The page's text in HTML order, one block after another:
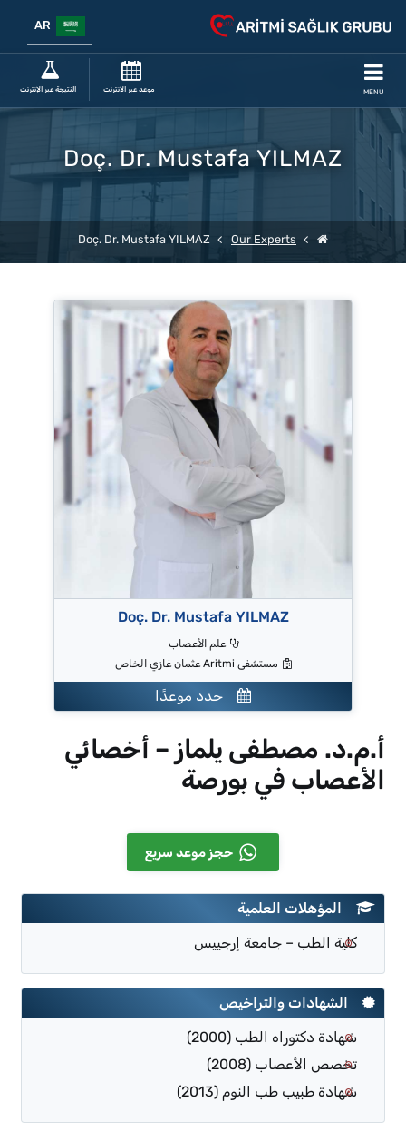
MENU موعد عبر الإنترنت النتيجة عبر الإنترنت
Doç. Dr. Mustafa YILMAZ
Our Experts
Doç. Dr. Mustafa YILMAZ
Doç. Dr. Mustafa YILMAZ
علم الأعصاب
مستشفى Aritmi عثمان غازي الخاص
حدد موعدًا
أ.م.د. مصطفى يلماز – أخصائي
الأعصاب في بورصة
حجز موعد سريع
المؤهلات العلمية
كلية الطب – جامعة إرجييس
الشهادات والتراخيص
شهادة دكتوراه الطب (2000)
تخصص الأعصاب (2008)
شهادة طبيب طب النوم (2013)